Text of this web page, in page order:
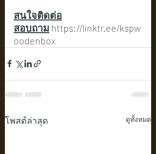
สนใจติดต่อ
สอบถาม https://linktr.ee/kspw
oodenbox
โพสต์ล่าสุด ดูทั้งหมด